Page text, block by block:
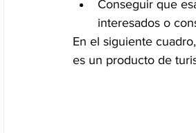
Conseguir que
interesados o
En el siguiente
es un producto de